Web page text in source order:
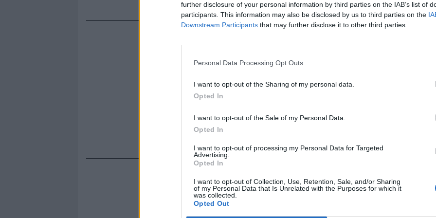
further disclosure of your personal information by third parties on the IAB’s list of
participants. This information may also be disclosed by us to third parties on the
Downstream Participants that may further disclose it to other third parties.
Personal Data Processing Opt Outs
I want to opt-out of the Sharing of my personal data.
Opted In
I want to opt-out of the Sale of my Personal Data.
Opted In
I want to opt-out of processing my Personal Data for Targeted
Advertising.
Opted In
I want to opt-out of Collection, Use, Retention, Sale, and/or Sharing
of my Personal Data that Is Unrelated with the Purposes for which it
was collected.
Opted Out
Trump, Meloni e la strategia